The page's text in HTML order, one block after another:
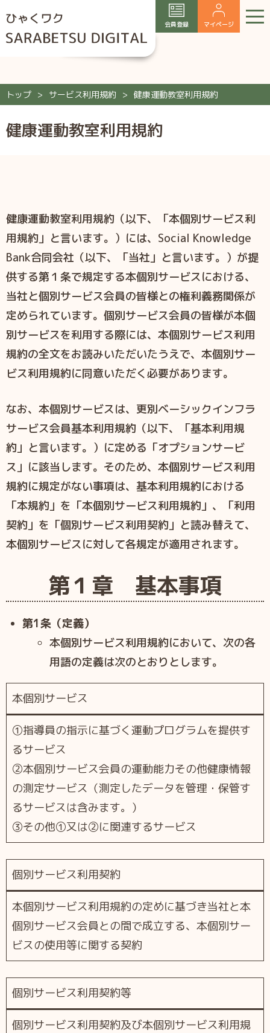
会員登録 マイページ
トップ サービス利用規約 健康運動教室利用規約
健康運動教室利用規約
健康運動教室利用規約（以下、「本個別サービス利
用規約」と言います。）には、Social Knowledge
Bank合同会社（以下、「当社」と言います。）が提
供する第１条で規定する本個別サービスにおける、
当社と個別サービス会員の皆様との権利義務関係が
定められています。個別サービス会員の皆様が本個
別サービスを利用する際には、本個別サービス利用
規約の全文をお読みいただいたうえで、本個別サー
ビス利用規約に同意いただく必要があります。
なお、本個別サービスは、更別ベーシックインフラ
サービス会員基本利用規約（以下、「基本利用規
約」と言います。）に定める「オプションサービ
ス」に該当します。そのため、本個別サービス利用
規約に規定がない事項は、基本利用規約における
「本規約」を「本個別サービス利用規約」、「利用
契約」を「個別サービス利用契約」と読み替えて、
本個別サービスに対して各規定が適用されます。
第１章 基本事項
第1条（定義）
本個別サービス利用規約において、次の各
用語の定義は次のとおりとします。
本個別サービス
①指導員の指示に基づく運動プログラムを提供す
るサービス
②本個別サービス会員の運動能力その他健康情報
の測定サービス（測定したデータを管理・保管す
るサービスは含みます。）
③その他①又は②に関連するサービス
個別サービス利用契約
本個別サービス利用規約の定めに基づき当社と本
個別サービス会員との間で成立する、本個別サー
ビスの使用等に関する契約
個別サービス利用契約等
個別サービス利用契約及び本個別サービス利用規